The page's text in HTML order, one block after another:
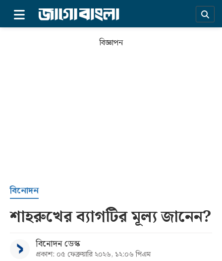
সর্বশেষ
সব
বিজ্ঞাপন
বিনোদন
শাহরুখের ব্যাগটির মূল্য জানেন?
বিনোদন ডেস্ক
প্রকাশ: ০৫ ফেব্রুয়ারি ২০২৬, ১২:০৬ পিএম